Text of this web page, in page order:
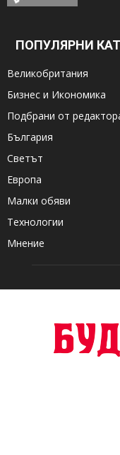
ПОПУЛЯРНИ
Великобритания
Бизнес и Икономика
Подбрани от
България
Светът
Европа
Малки обяви
Технологии
Мнение